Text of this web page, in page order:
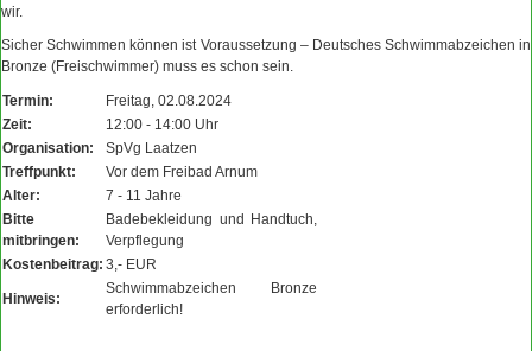
wir.
Sicher Schwimmen können ist Voraussetzung – Deutsches Schwimmabzeichen in
Bronze (Freischwimmer) muss es schon sein.
Termin:
Freitag, 02.08.2024
Zeit:
12:00 - 14:00 Uhr
Organisation:
SpVg Laatzen
Treffpunkt:
Vor dem Freibad Arnum
Alter:
7 - 11 Jahre
Bitte
mitbringen:
Badebekleidung und Handtuch,
Verpflegung
Kostenbeitrag: 3,- EUR
Hinweis:
Schwimmabzeichen Bronze
erforderlich!